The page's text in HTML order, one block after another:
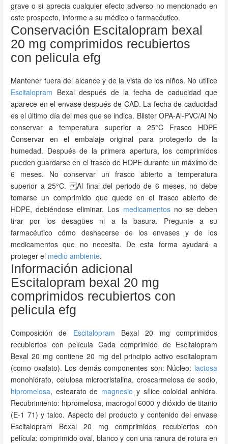
grave o si aprecia cualquier efecto adverso no mencionado en
este prospecto, informe a su médico o farmacéutico.
Conservación Escitalopram bexal
20 mg comprimidos recubiertos
con pelicula efg
Mantener fuera del alcance y de la vista de los niños. No utilice
Escitalopram Bexal después de la fecha de caducidad que
aparece en el envase después de CAD. La fecha de caducidad
es el último día del mes que se indica. Blister OPA-Al-PVC/Al No
conservar a temperatura superior a 25°C Frasco HDPE
Conservar en el embalaje original para protegerlo de la
humedad. Después de la primera apertura, los comprimidos
pueden guardarse en el frasco de HDPE durante un máximo de
6 meses. No conservar un frasco abierto a temperatura
superior a 25°C. Al final del periodo de 6 meses, no debe
tomarse un comprimido que quede en el frasco abierto de
HDPE, debiéndose eliminar. Los medicamentosno se deben
tirar por los desagües ni a la basura. Pregunte a su
farmacéutico cómo deshacerse de los envases y de los
medicamentos que no necesita. De esta forma ayudará a
proteger el medio ambiente.
Información adicional
Escitalopram bexal 20 mg
comprimidos recubiertos con
pelicula efg
Composición de Escitalopram Bexal 20 mg comprimidos
recubiertos con película Cada comprimido de Escitalopram
Bexal 20 mg contiene 20 mg del principio activo escitalopram
(como oxalato). Los demás componentes son: Núcleo: lactosa
monohidrato, celulosa microcristalina, croscarmelosa de sodio,
hipromelosa, estearato de magnesio y sílice coloidal anhidra.
Recubrimiento: hipromelosa, macrogol 6000 y dióxido de titanio
(E-1 71) y talco. Aspecto del producto y contenido del envase
Escitalopram Bexal 20 mg comprimidos recubiertos con
película: comprimido oval, blanco y con una ranura de rotura en